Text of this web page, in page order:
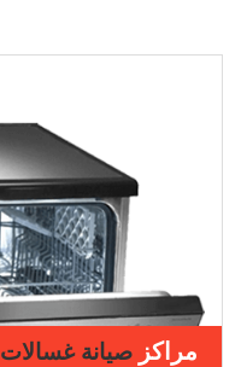
مراكز صيانة ديب فريزر